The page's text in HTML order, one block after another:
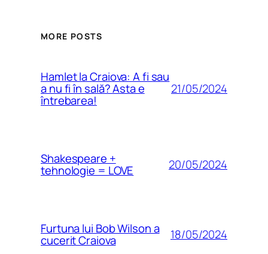
MORE POSTS
Hamlet la Craiova: A fi sau
a nu fi în sală? Asta e
întrebarea!
21/05/2024
Shakespeare +
tehnologie = LOVE 20/05/2024
Furtuna lui Bob Wilson a
cucerit Craiova 18/05/2024